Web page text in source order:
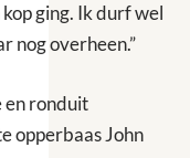
ging. Ik durf wel
nog overheen.”
en ronduit
opperbaas John